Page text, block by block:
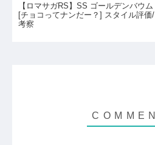
【ロマサガRS】SS ゴールデンバウム
[チョコってナンだー？] スタイル評価/
考察